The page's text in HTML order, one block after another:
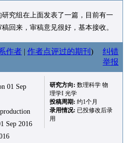
研究组在上面发表了一篇，目前有一
回来，审稿意见很好，基本接收。
作者 | 作者点评过的期刊 )
纠错
举报
01 Sep
Sep 2016
研究方向: 数理科学 物
理学I 光学
投稿周期: 约1个月
录用情况: 已投修改后录
用